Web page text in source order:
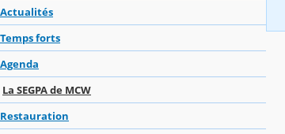
Actualités
Temps forts
Agenda
La SEGPA de MCW
Restauration